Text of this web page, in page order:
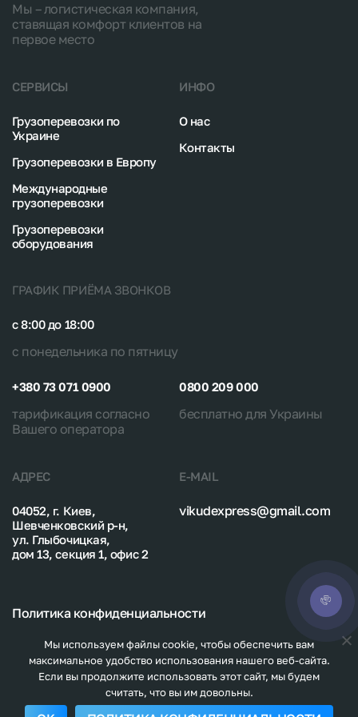
Мы – логистическая компания,
ставящая комфорт клиентов на
первое место
ГРАФИК ПРИЁМА ЗВОНКОВ
с 8:00 до 18:00
с понедельника по пятницу
+380 73 071 0900
тарификация согласно
Вашего оператора
0800 209 000
бесплатно для Украины
АДРЕС
04052, г. Киев,
Шевченковский р-н,
ул. Глыбочицкая,
дом 13, секция 1, офис 2
E-MAIL
vikudexpress@gmail.com
СЕРВИСЫ
Грузоперевозки по
Украине
Грузоперевозки в Европу
Международные
грузоперевозки
Грузоперевозки
оборудования
ИНФО
О нас
Контакты
Политика конфиденциальности
Карта сайта
© 2026. Vikudexpress.
All rights reserved
Мы используем файлы cookie, чтобы обеспечить вам
максимальное удобство использования нашего веб-сайта.
Если вы продолжите использовать этот сайт, мы будем
считать, что вы им довольны.